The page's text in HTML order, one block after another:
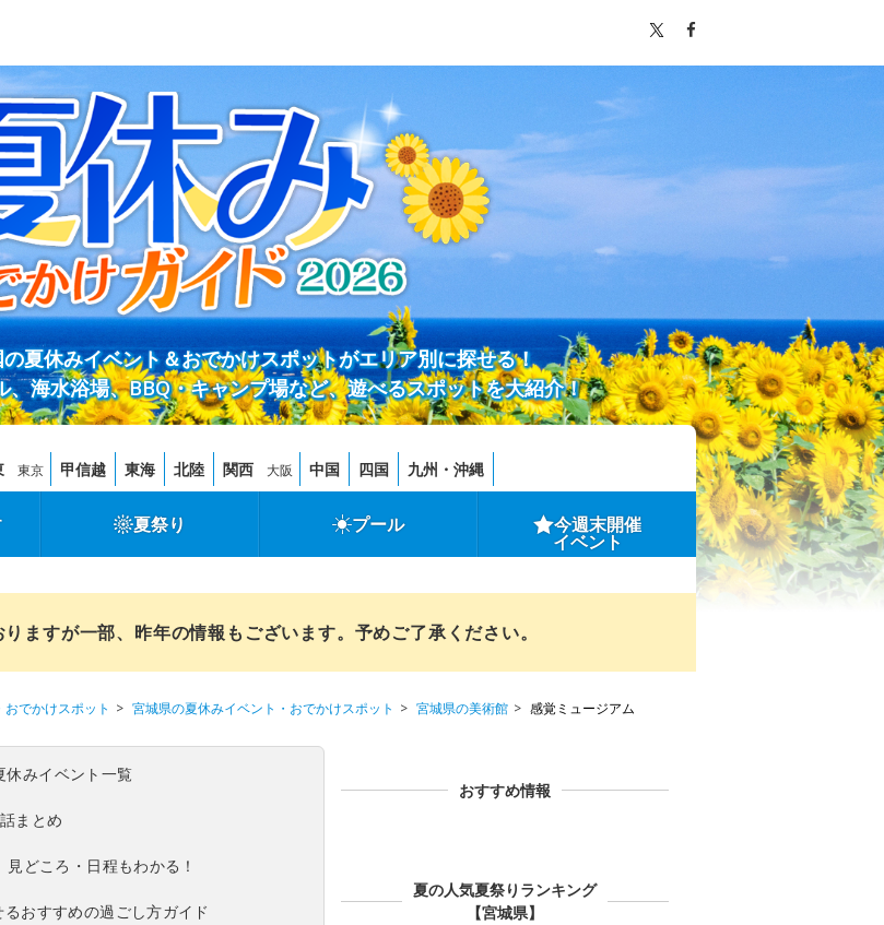
夏休みイベント＆おでかけスポットがエリア別に探せる！
海水浴場、BBQ・キャンプ場など、遊べるスポットを大紹介！
東京 甲信越 東海 北陸 関西 大阪 中国 四国 九州・沖縄
夏祭り プール 今週末開催
イベント
ますが一部、昨年の情報もございます。予めご了承ください。
でかけスポット 宮城県の夏休みイベント・おでかけスポット 宮城県の美術館 感覚ミュージアム
みイベント一覧
まとめ
どころ・日程もわかる！
おすすめの過ごし方ガイド
おすすめ情報
夏の人気夏祭りランキング
【宮城県】